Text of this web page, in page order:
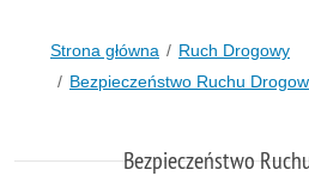
Strona główna
Ruch Drogowy
Bezpieczeństwo Ruchu
Bezpieczeństwo